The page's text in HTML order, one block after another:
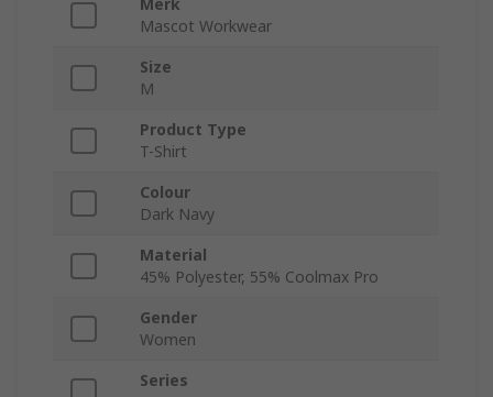
Merk
Mascot Workwear
Size
M
Product Type
T-Shirt
Colour
Dark Navy
Material
45% Polyester, 55% Coolmax Pro
Gender
Women
Series